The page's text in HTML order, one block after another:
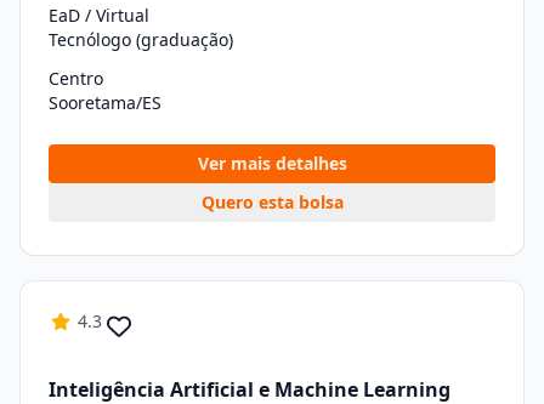
EaD / Virtual
Tecnólogo (graduação)
Centro
Sooretama/ES
Ver mais detalhes
Quero esta bolsa
4.3
Inteligência Artificial e Machine Learning